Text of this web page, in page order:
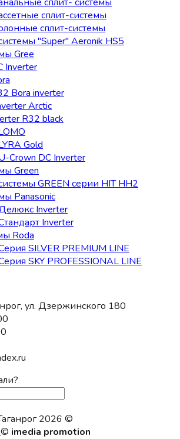
сплит-системы
сплит-системы
"Super" Aeronik HS5
Gree
Inverter
Bora inverter
Arctic
R32 black
Gold
Crown DC Inverter
Green
GREEN серии HIT HH2
Panasonic
Inverter
Inverter
Roda
SILVER PREMIUM LINE
SKY PROFESSIONAL LINE
ул. Дзержинского 180
2026 ©
© imedia promotion